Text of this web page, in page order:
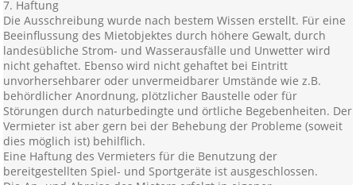
7. Haftung
Die Ausschreibung wurde nach bestem Wissen erstellt. Für eine
Beeinflussung des Mietobjektes durch höhere Gewalt, durch
landesübliche Strom- und Wasserausfälle und Unwetter wird
nicht gehaftet. Ebenso wird nicht gehaftet bei Eintritt
unvorhersehbarer oder unvermeidbarer Umstände wie z.B.
behördlicher Anordnung, plötzlicher Baustelle oder für
Störungen durch naturbedingte und örtliche Begebenheiten. Der
Vermieter ist aber gern bei der Behebung der Probleme (soweit
dies möglich ist) behilflich.
Eine Haftung des Vermieters für die Benutzung der
bereitgestellten Spiel- und Sportgeräte ist ausgeschlossen.